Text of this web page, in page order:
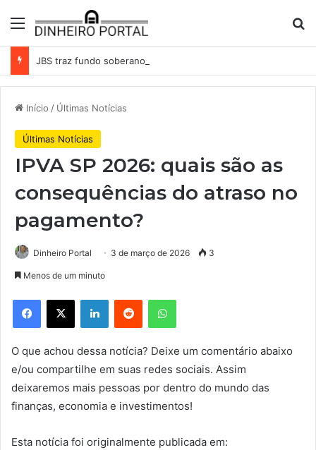
Menu
Início / Últimas Notícias
Últimas Notícias
IPVA SP 2026: quais são as
consequências do atraso no
pagamento?
Dinheiro Portal 3 de março de 2026 3
Menos de um minuto
Facebook
X LinkedinReddit WhatsApp
O que achou dessa notícia? Deixe um comentário abaixo
e/ou compartilhe em suas redes sociais. Assim
deixaremos mais pessoas por dentro do mundo das
finanças, economia e investimentos!
Esta notícia foi originalmente publicada em: